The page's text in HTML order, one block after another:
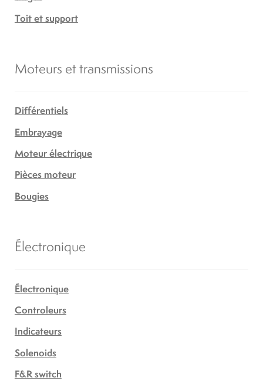
Toit et support
Moteurs et transmissions
Différentiels
Embrayage
Moteur électrique
Pièces moteur
Bougies
Électronique
Électronique
Controleurs
Indicateurs
Solenoids
F&R switch